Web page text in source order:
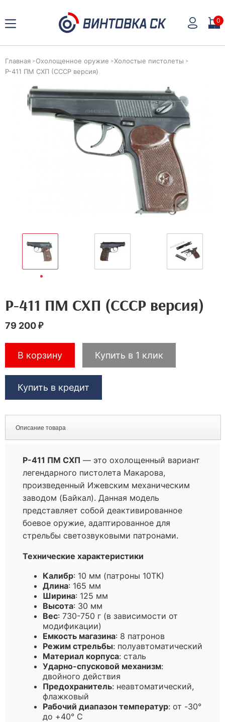
0
Главная Охолощенное оружие
Холостые пистолеты
Р-411 ПМ СХП (СССР версия)
Р-411 ПМ СХП (СССР версия)
79 200 ₽
Купить в 1 клик
Купить в кредит
Описание товара
Р-411 ПМ СХП — это охолощенный вариант
легендарного пистолета Макарова,
произведенный Ижевским механическим
заводом (Байкал). Данная модель
представляет собой деактивированное
боевое оружие, адаптированное для
стрельбы светозвуковыми патронами.
Технические характеристики
Калибр: 10 мм (патроны 10ТК)
Длина: 165 мм
Ширина: 125 мм
Высота: 30 мм
Вес: 730-750 г (в зависимости от
модификации)
Емкость магазина: 8 патронов
Режим стрельбы: полуавтоматический
Материал корпуса: сталь
Ударно-спусковой механизм:
двойного действия
Предохранитель: неавтоматический,
флажковый
Рабочий диапазон температур: от -30°
до +40° С